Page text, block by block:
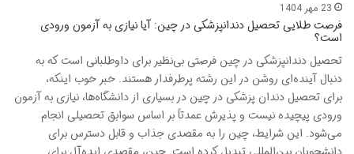
23 مهر 1404
فرصت طلایی تحصیل دندانپزشکی در چین: آیا نیازی به آزمون ورودی
است؟
تحصیل دندانپزشکی در چین فرصتی بی‌نظیر برای داوطلبانی است که به
دنبال آینده‌ای روشن در این رشته پرطرفدار هستند. خبر خوب اینکه،
برای تحصیل دندان پزشکی در چین در بسیاری از دانشگاه‌ها، نیازی به آزمون
ورودی پیچیده نیست و پذیرش عمدتاً بر اساس سوابق تحصیلی انجام
می‌شود. این شرایط، چین را به مقصدی جذاب و قابل دسترس برای